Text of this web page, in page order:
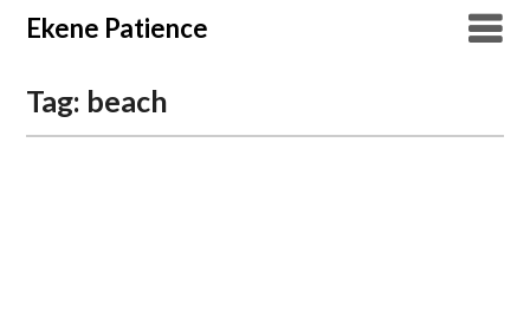
Overslaan
naar
Ekene Patience
Tag: beach